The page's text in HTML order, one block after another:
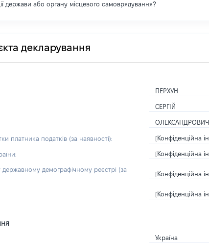
держави або органу місцевого самоврядування?
декларування
ПЕРХУН
СЕРГІЙ
ОЛЕКСАНДРОВИЧ
платника податків (за наявності): [Конфіденційна
[Конфіденційна
демографічному реєстрі (за
[Конфіденційна
[Конфіденційна
Україна